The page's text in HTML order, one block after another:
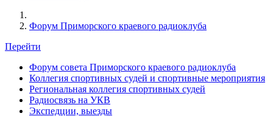
Форум Приморского краевого радиоклуба
Перейти
Форум совета Приморского краевого радиоклуба
Коллегия спортивных судей и спортивные мероприятия
Региональная коллегия спортивных судей
Радиосвязь на УКВ
Экспедции, выезды